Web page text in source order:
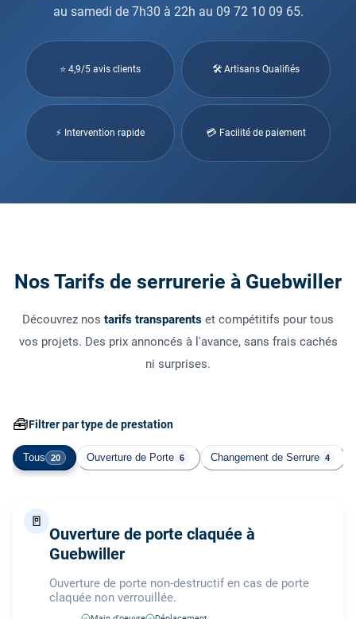
au samedi de 7h30 à 22h au 09 72 10 09 65.
⭐ 4,9/5 avis clients 🛠 Artisans Qualifiés
⚡ Intervention rapide 💳 Facilité de paiement
Nos Tarifs de serrurerie à Guebwiller
Découvrez nos tarifs transparents et compétitifs pour tous
vos projets. Des prix annoncés à l'avance, sans frais cachés
ni surprises.
🧰Filtrer par type de prestation
Tous 20 Ouverture de Porte 6 Changement de Serrure 4
🚪
Ouverture de porte claquée à
Guebwiller
Ouverture de porte non-destructif en cas de porte
claquée non verrouillée.